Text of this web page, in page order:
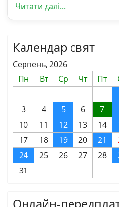
Читати далі...
Календар свят
Серпень, 2026
Пн
Вт Ср Чт Пт
3
4 5 6 7
10
11 12 13 14
17
18 19 20 21
24
25 26 27 28
31
Онлайн-